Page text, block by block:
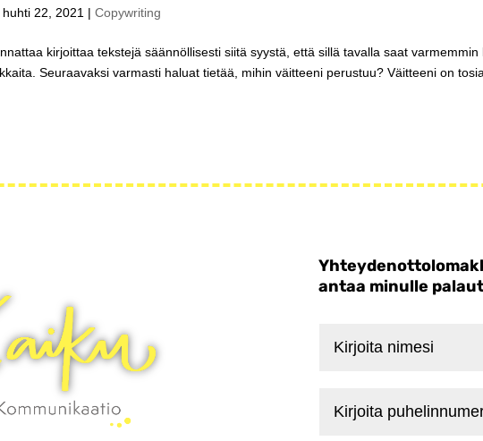
huhti 22, 2021 |Copywriting
kirjoittaa tekstejä säännöllisesti siitä syystä, että sillä tavalla saat varmemmin
Seuraavaksi varmasti haluat tietää, mihin väitteeni perustuu? Väitteeni on
antaa minulle
nimesi
puhelinnumero